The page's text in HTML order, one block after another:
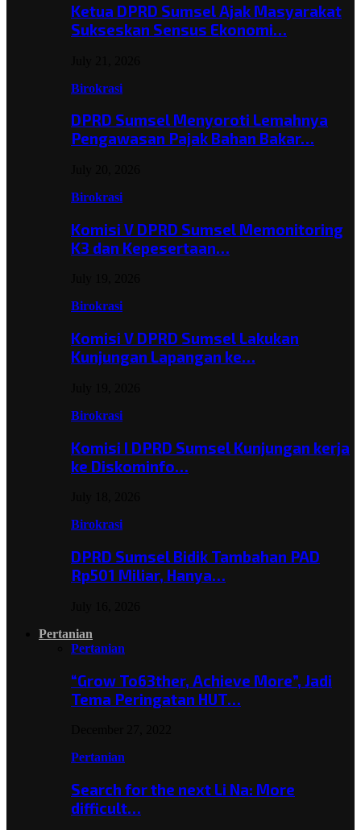
Ketua DPRD Sumsel Ajak Masyarakat
Sukseskan Sensus Ekonomi…
Birokrasi
DPRD Sumsel Menyoroti Lemahnya
Pengawasan Pajak Bahan Bakar…
Birokrasi
Komisi V DPRD Sumsel Memonitoring
K3 dan Kepesertaan…
Birokrasi
Komisi V DPRD Sumsel Lakukan
Kunjungan Lapangan ke…
Birokrasi
Komisi I DPRD Sumsel Kunjungan kerja
ke Diskominfo…
Birokrasi
DPRD Sumsel Bidik Tambahan PAD
Rp501 Miliar, Hanya…
Pertanian
Pertanian
“Grow To63ther, Achieve More”, Jadi
Tema Peringatan HUT…
Pertanian
Search for the next Li Na: More
difficult…